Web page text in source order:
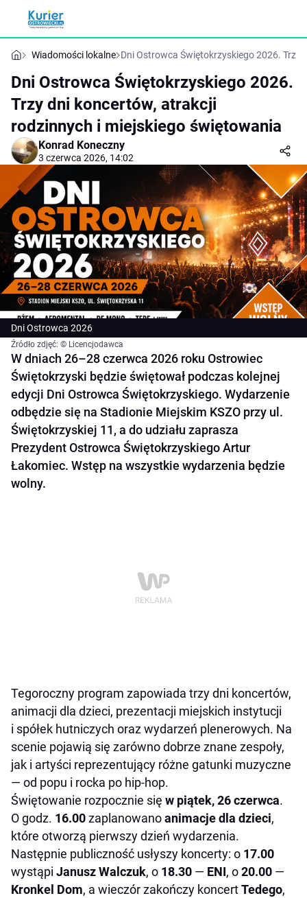
Wiadomości lokalne Dni Ostrowca Świętokrzyskiego 2026.
Dni Ostrowca Świętokrzyskiego 2026.
Trzy dni koncertów, atrakcji
rodzinnych i miejskiego świętowania
Konrad Koneczny
3 czerwca 2026, 14:02
Dni Ostrowca 2026
Źródło zdjęć: © Licencjodawca
W dniach 26–28 czerwca 2026 roku Ostrowiec
Świętokrzyski będzie świętował podczas kolejnej
edycji Dni Ostrowca Świętokrzyskiego. Wydarzenie
odbędzie się na Stadionie Miejskim KSZO przy ul.
Świętokrzyskiej 11, a do udziału zaprasza
Prezydent Ostrowca Świętokrzyskiego Artur
Łakomiec. Wstęp na wszystkie wydarzenia będzie
wolny.
Tegoroczny program zapowiada trzy dni koncertów,
animacji dla dzieci, prezentacji miejskich instytucji
i spółek hutniczych oraz wydarzeń plenerowych. Na
scenie pojawią się zarówno dobrze znane zespoły,
jak i artyści reprezentujący różne gatunki muzyczne
— od popu i rocka po hip-hop.
Świętowanie rozpocznie się w piątek, 26 czerwca.
O godz. 16.00zaplanowanoanimacje dla dzieci,
które otworzą pierwszy dzień wydarzenia.
Następnie publiczność usłyszy koncerty: o 17.00
wystąpi Janusz Walczuk, o 18.30 — ENI, o20.00 —
Kronkel Dom, a wieczór zakończy koncertTedego,